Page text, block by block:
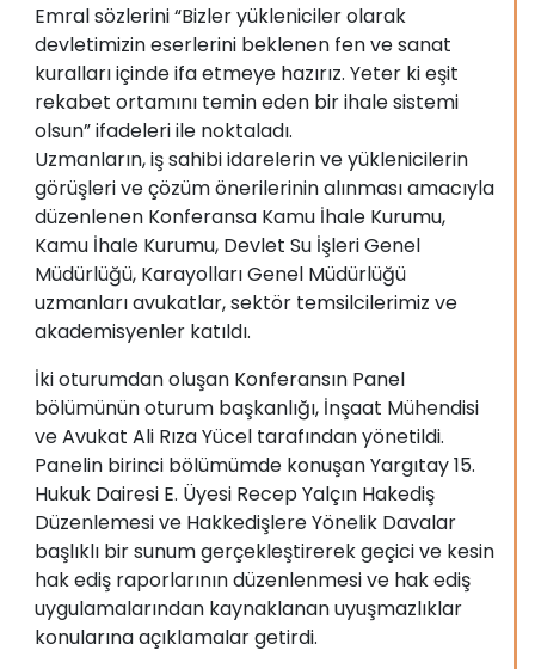
Emral sözlerini “Bizler yükleniciler olarak
devletimizin eserlerini beklenen fen ve sanat
kuralları içinde ifa etmeye hazırız. Yeter ki eşit
rekabet ortamını temin eden bir ihale sistemi
olsun” ifadeleri ile noktaladı.
Uzmanların, iş sahibi idarelerin ve yüklenicilerin
görüşleri ve çözüm önerilerinin alınması amacıyla
düzenlenen Konferansa Kamu İhale Kurumu,
Kamu İhale Kurumu, Devlet Su İşleri Genel
Müdürlüğü, Karayolları Genel Müdürlüğü
uzmanları avukatlar, sektör temsilcilerimiz ve
akademisyenler katıldı.
İki oturumdan oluşan Konferansın Panel
bölümünün oturum başkanlığı, İnşaat Mühendisi
ve Avukat Ali Rıza Yücel tarafından yönetildi.
Panelin birinci bölümümde konuşan Yargıtay 15.
Hukuk Dairesi E. Üyesi Recep Yalçın Hakediş
Düzenlemesi ve Hakkedişlere Yönelik Davalar
başlıklı bir sunum gerçekleştirerek geçici ve kesin
hak ediş raporlarının düzenlenmesi ve hak ediş
uygulamalarından kaynaklanan uyuşmazlıklar
konularına açıklamalar getirdi.